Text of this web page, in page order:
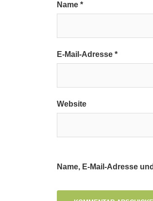
Name *
E-Mail-Adresse *
Website
Name, E-Mail-Adresse